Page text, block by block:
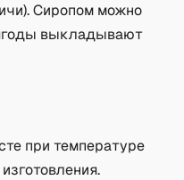
Сиропом можно
выкладывают
при температуре